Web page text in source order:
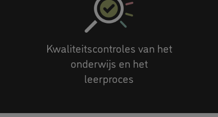
Kwaliteitscontroles van het
onderwijs en het
leerproces